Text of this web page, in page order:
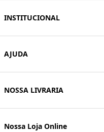
INSTITUCIONAL
AJUDA
NOSSA LIVRARIA
Nossa Loja Online